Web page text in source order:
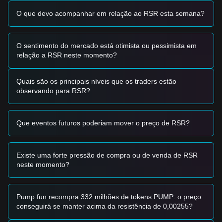
atuando como um grande catalisador de choque de oferta.
•Adoção no Ecossistema:O crescimento do uso de
RTokens (stablecoins lastreados em ativos) nos mercados
emergentes é um impulsionador fundamental crítico,
embora enfrente uma concorrência acirrada de novos
abrangentes no setor de criptoativos e as perspetivas para
o setor de ARM (Ativos do Mundo Real) continuam a afetar
RSR.
Sinais de Negociação
mercado, são fornecidas as seguintes estratégias de
negociação de referência:
Zona de Compra Potencial
compra a curto prazo.
• Se o preço romper o nível de resistência de0,00129 $
com um aumento significativo no volume de negociação,
O que devo acompanhar em relação ao RSR esta semana?
O sentimento do mercado está otimista ou pessimista em
relação a RSR neste momento?
Quais são os principais níveis que os traders estão
observando para RSR?
Que eventos futuros poderiam mover o preço de RSR?
Existe uma forte pressão de compra ou de venda de RSR
neste momento?
Pump.fun recompra 332 milhões de tokens PUMP: o preço
conseguirá se manter acima da resistência de 0,00255?